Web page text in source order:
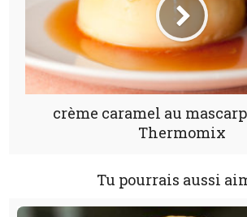
crème caramel au
Thermomix
Tu pourrais aussi